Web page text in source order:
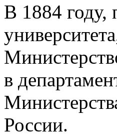
В 1884 году,
в
России.